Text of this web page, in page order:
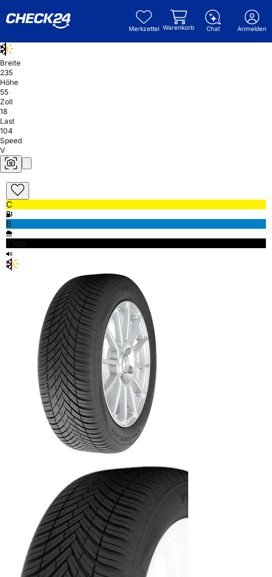
Merkzettel Warenkorb Chat Anmelden
Breite
235
Höhe
55
Zoll
18
Last
104
Speed
V
C
B
71db